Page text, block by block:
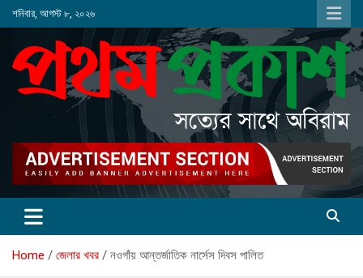
Skip
to
শনিবার, আগস্ট ৮, ২০২৬
Home জেলার খবর নওগাঁয় আন্তর্জাতিক নার্সেস দিবস পালিত